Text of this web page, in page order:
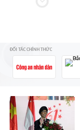
ĐỐI TÁC CHÍNH THỨC